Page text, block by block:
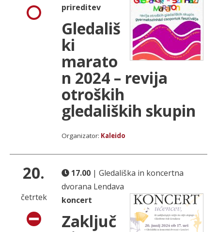
prireditev
Gledališ
ki
marato
n 2024 – revija
otroških
gledaliških skupin
Organizator: Kaleido
20.
četrtek
17.00 | Gledališka in koncertna
dvorana Lendava
koncert
Zaključ